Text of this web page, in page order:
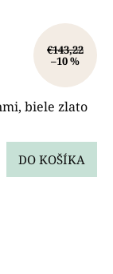
€143,22
–10 %
biele zlato
DO KOŠÍKA